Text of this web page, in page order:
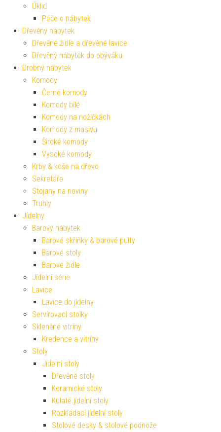
Úklid
Péče o nábytek
Dřevěný nábytek
Dřevěné židle a dřevěné lavice
Dřevěný nábytek do obýváku
Drobný nábytek
Komody
Černé komody
Komody bílé
Komody na nožičkách
Komody z masivu
Široké komody
Vysoké komody
Krby & koše na dřevo
Sekretáře
Stojany na noviny
Truhly
Jídelny
Barový nábytek
Barové skříňky & barové pulty
Barové stoly
Barové židle
Jídelní série
Lavice
Lavice do jídelny
Servírovací stolky
Skleněné vitríny
Kredence a vitríny
Stoly
Jídelní stoly
Dřevěné stoly
Keramické stoly
Kulaté jídelní stoly
Rozkládací jídelní stoly
Stolové desky & stolové podnože